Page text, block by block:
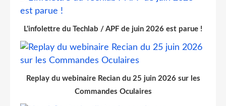
L'infolettre du Techlab / APF de juin 2026 est parue !
Replay du webinaire Recian du 25 juin 2026 sur les
Commandes Oculaires